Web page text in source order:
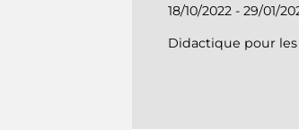
18/10/2022 - 29/01/
Didactique pour les